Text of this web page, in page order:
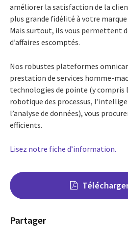
améliorer la satisfaction de la
plus grande fidélité à votre marque
Mais surtout, ils vous permettent
d’affaires escomptés.
Nos robustes plateformes
prestation de services homme-
technologies de pointe (y compris
robotique des processus,
l’analyse de données), vous
efficients.
Lisez notre fiche d’information.
Partager